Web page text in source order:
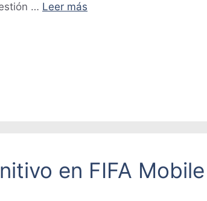
… Leer más
en FIFA